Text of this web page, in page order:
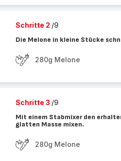
Schritte 2 /9
Die Melone in kleine Stücke
280g Melone
Schritte 3 /9
Mit einem Stabmixer den
glatten Masse mixen.
280g Melone